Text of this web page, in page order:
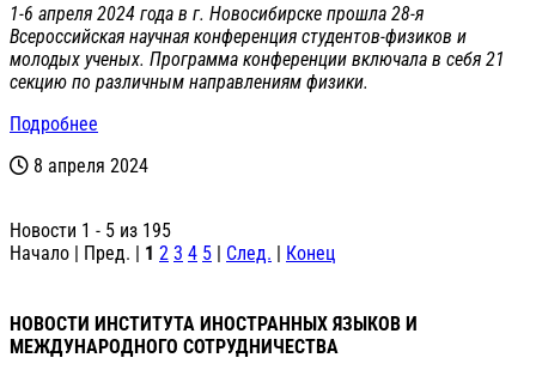
1-6 апреля 2024 года в г. Новосибирске прошла 28-я
Всероссийская научная конференция студентов-физиков и
молодых ученых. Программа конференции включала в себя 21
секцию по различным направлениям физики.
Подробнее
8 апреля 2024
Новости 1 - 5 из 195
Начало | Пред. | 1 2 3 4 5 | След. | Конец
НОВОСТИ ИНСТИТУТА ИНОСТРАННЫХ ЯЗЫКОВ И
МЕЖДУНАРОДНОГО СОТРУДНИЧЕСТВА